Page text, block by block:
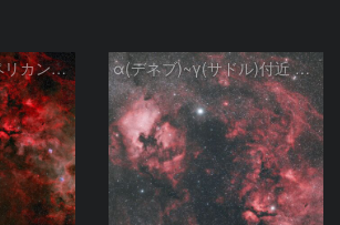
北アメリカ星雲，ペリカン星雲，サドル付近，クレセント星雲，網状星雲・・・etc α(デネブ)~γ(サドル)付近 NGC7000 北アメリカ星雲 IC5067~5070 ペリカン星雲 はくちょう座